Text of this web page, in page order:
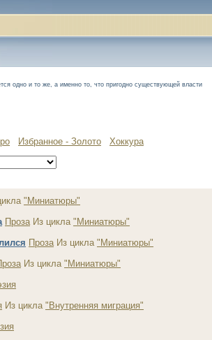
одно и то же, а именно то, что пригодно существующей власти
Избранное - Золото
Хоккура
"Миниатюры"
ПрозаИз цикла "Миниатюры"
ПрозаИз цикла "Миниатюры"
Из цикла "Миниатюры"
Из цикла "Внутренняя миграция"